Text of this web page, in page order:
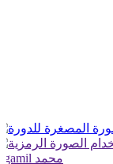
elgamil محمد